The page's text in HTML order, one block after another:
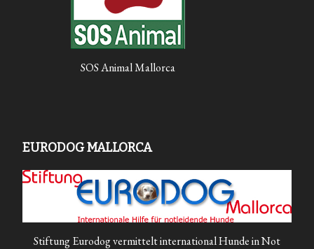
SOS Animal Mallorca
EURODOG MALLORCA
Stiftung Eurodog vermittelt international Hunde in Not